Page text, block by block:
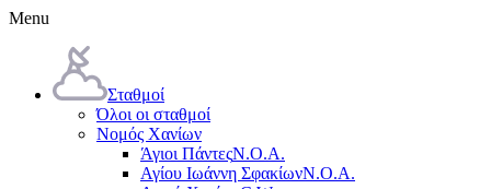
Menu
Σταθμοί
Όλοι οι σταθμοί
Νομός Χανίων
Άγιοι ΠάντεςΝ.Ο.Α.
Αγίου Ιωάννη ΣφακίωνΝ.Ο.Α.